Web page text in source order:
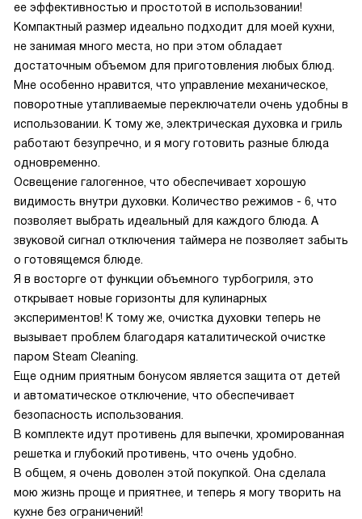
ее эффективностью и простотой в использовании!
Компактный размер идеально подходит для моей кухни,
не занимая много места, но при этом обладает
достаточным объемом для приготовления любых блюд.
Мне особенно нравится, что управление механическое,
поворотные утапливаемые переключатели очень удобны в
использовании. К тому же, электрическая духовка и гриль
работают безупречно, и я могу готовить разные блюда
одновременно.
Освещение галогенное, что обеспечивает хорошую
видимость внутри духовки. Количество режимов - 6, что
позволяет выбрать идеальный для каждого блюда. А
звуковой сигнал отключения таймера не позволяет забыть
о готовящемся блюде.
Я в восторге от функции объемного турбогриля, это
открывает новые горизонты для кулинарных
экспериментов! К тому же, очистка духовки теперь не
вызывает проблем благодаря каталитической очистке
паром Steam Cleaning.
Еще одним приятным бонусом является защита от детей
и автоматическое отключение, что обеспечивает
безопасность использования.
В комплекте идут противень для выпечки, хромированная
решетка и глубокий противень, что очень удобно.
В общем, я очень доволен этой покупкой. Она сделала
мою жизнь проще и приятнее, и теперь я могу творить на
кухне без ограничений!